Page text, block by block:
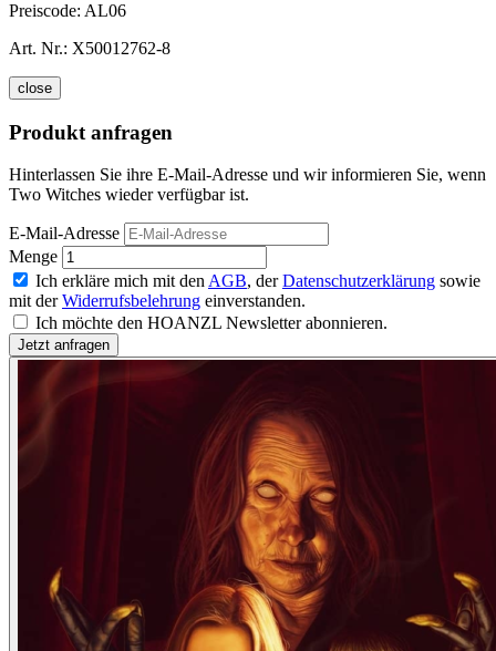
Preiscode: AL06
Art. Nr.: X50012762-8
close
Produkt anfragen
Hinterlassen Sie ihre E-Mail-Adresse und wir informieren Sie, wenn
Two Witches wieder verfügbar ist.
E-Mail-Adresse
Menge
Ich erkläre mich mit den AGB, derDatenschutzerklärung sowie
mit derWiderrufsbelehrung einverstanden.
Ich möchte den HOANZL Newsletter abonnieren.